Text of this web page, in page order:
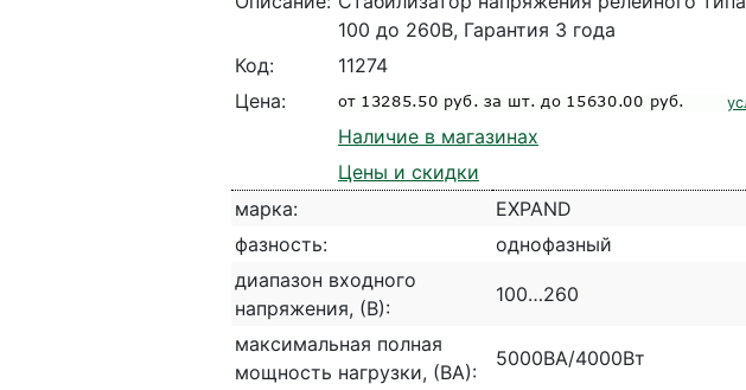
100 до 260В, Гарантия 3 года
Код:
11274
Цена:
Наличие в магазинах
Цены и скидки
марка:
EXPAND
фазность:
однофазный
диапазон входного
напряжения, (В):
100…260
максимальная полная
мощность нагрузки, (ВА):
5000ВА/4000Вт